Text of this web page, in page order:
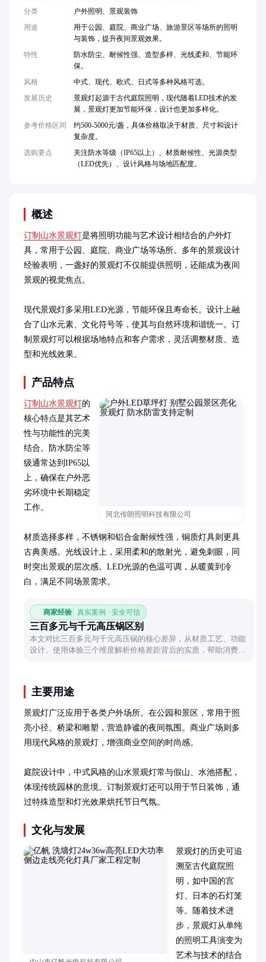
概述
订制山水景观灯是将照明功能与艺术设计相结合的户外灯
具，常用于公园、庭院、商业广场等场所。多年的景观设计
经验表明，一盏好的景观灯不仅能提供照明，还能成为夜间
景观的视觉焦点。
现代景观灯多采用LED光源，节能环保且寿命长。设计上融
合了山水元素、文化符号等，使其与自然环境和谐统一。订
制景观灯可以根据场地特点和客户需求，灵活调整材质、造
型和光线效果。
产品特点
河北传朗照明科技有限公司
订制山水景观灯的
核心特点是其艺术
性与功能性的完美
结合。防水防尘等
级通常达到IP65以
上，确保在户外恶
劣环境中长期稳定
工作。
材质选择多样，不锈钢和铝合金耐候性强，铜质灯具则更具
古典美感。光线设计上，采用柔和的散射光，避免刺眼，同
时突出景观的层次感。LED光源的色温可调，从暖黄到冷
白，满足不同场景需求。
商家经验 真实案例 · 安全可信
三百多元与千元高压锅区别
本文对比三百多元与千元高压锅的核心差异，从材质工艺、功能
设计、使用体验三个维度解析价格差距背后的实质，帮助消费者
主要用途
景观灯广泛应用于各类户外场所。在公园和景区，常用于照
亮小径、桥梁和雕塑，营造静谧的夜间氛围。商业广场则多
用现代风格的景观灯，增强商业空间的时尚感。
庭院设计中，中式风格的山水景观灯常与假山、水池搭配，
体现传统园林的意境。订制景观灯还可以用于节日装饰，通
过特殊造型和灯光效果烘托节日气氛。
文化与发展
景观灯的历史可追
溯至古代庭院照
明，如中国的宫
灯、日本的石灯笼
等。随着技术进
步，景观灯从单纯
的照明工具演变为
艺术与技术的结合
分类
户外照明、景观装饰
用途
用于公园、庭院、商业广场、旅游景区等场所的照明
与装饰，提升夜间景观效果。
特性
防水防尘、耐候性强、造型多样、光线柔和、节能环
保。
风格
中式、现代、欧式、日式等多种风格可选。
发展历史
景观灯起源于古代庭院照明，现代随着LED技术的发
展，景观灯更加节能环保，设计也更加多样化。
参考价格区间
约500-5000元/盏，具体价格取决于材质、尺寸和设计
复杂度。
选购要点
关注防水等级（IP65以上）、材质耐候性、光源类型
（LED优先）、设计风格与场地匹配度。